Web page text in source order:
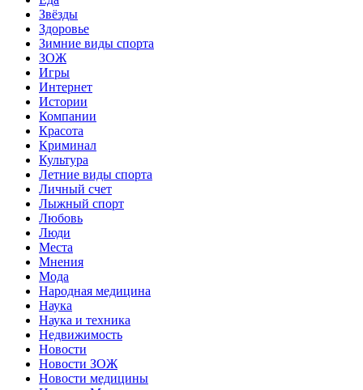
Звёзды
Здоровье
Зимние виды спорта
ЗОЖ
Игры
Интернет
Истории
Компании
Красота
Криминал
Культура
Летние виды спорта
Личный счет
Лыжный спорт
Любовь
Люди
Места
Мнения
Мода
Народная медицина
Наука
Наука и техника
Недвижимость
Новости
Новости ЗОЖ
Новости медицины